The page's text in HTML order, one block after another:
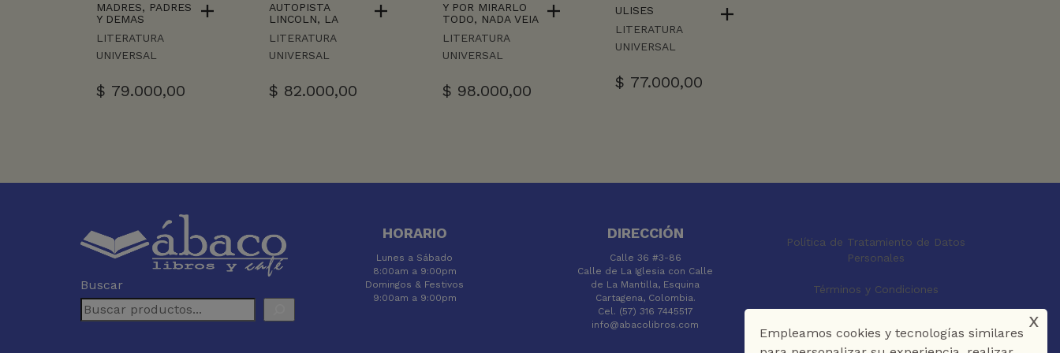
MADRES, PADRES
Y DEMAS
LITERATURA
UNIVERSAL
$ 79.000,00
AUTOPISTA
LINCOLN, LA
LITERATURA
UNIVERSAL
$ 82.000,00
Y POR MIRARLO
TODO, NADA VEIA
LITERATURA
UNIVERSAL
$ 98.000,00
ULISES
LITERATURA
UNIVERSAL
$ 77.000,00
Buscar
HORARIO
Lunes a Sábado
8:00am a 9:00pm
Domingos & Festivos
9:00am a 9:00pm
DIRECCIÓN
Calle 36 #3-86
Calle de La Iglesia con Calle
de La Mantilla, Esquina
Cartagena, Colombia.
Cel. (57) 316 7445517
info@abacolibros.com
Política de Tratamiento de Datos
Personales
Términos y Condiciones
Empleamos cookies y tecnologías similares
x